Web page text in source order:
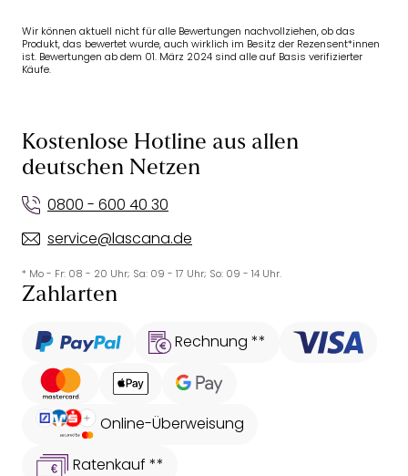
Wir können aktuell nicht für alle Bewertungen nachvollziehen, ob das
Produkt, das bewertet wurde, auch wirklich im Besitz der Rezensent*innen
ist. Bewertungen ab dem 01. März 2024 sind alle auf Basis verifizierter
Käufe.
Kostenlose Hotline aus allen
deutschen Netzen
0800 - 600 40 30
service@lascana.de
* Mo - Fr: 08 - 20 Uhr; Sa: 09 - 17 Uhr; So: 09 - 14 Uhr.
Zahlarten
Rechnung **
Online-Überweisung
Ratenkauf **